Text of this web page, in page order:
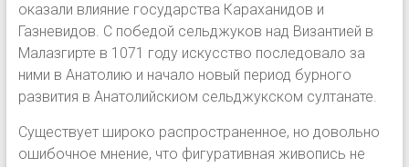
оказали влияние государства Караханидов и
Газневидов. С победой сельджуков над Византией в
Малазгирте в 1071 году искусство последовало за
ними в Анатолию и начало новый период бурного
развития в Анатолийскиом сельджукском султанате.
Существует широко распространенное, но довольно
ошибочное мнение, что фигуративная живопись не